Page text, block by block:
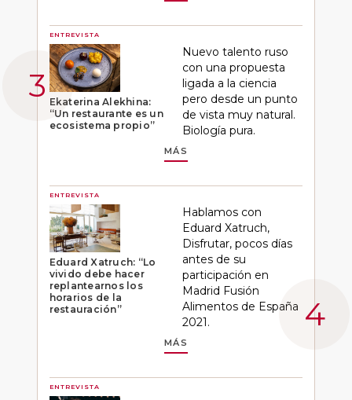
ENTREVISTA
Ekaterina Alekhina:
“Un restaurante es un
ecosistema propio”
Nuevo talento ruso
con una propuesta
ligada a la ciencia
pero desde un punto
de vista muy natural.
Biología pura.
MÁS
ENTREVISTA
Eduard Xatruch: “Lo
vivido debe hacer
replantearnos los
horarios de la
restauración”
Hablamos con
Eduard Xatruch,
Disfrutar, pocos días
antes de su
participación en
Madrid Fusión
Alimentos de España
2021.
MÁS
ENTREVISTA